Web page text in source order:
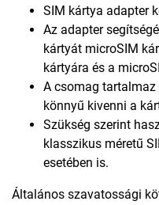
SIM kártya adapter
Az adapter
kártyát microSIM
kártyára és a
A csomag tartalmaz
könnyű kivenni a
Szükség szerint
klasszikus méretű
esetében is.
Általános szavatossági